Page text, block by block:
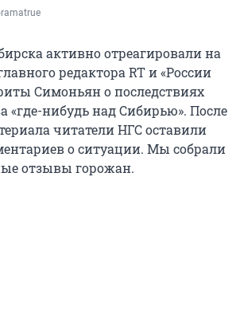
активно отреагировали на
редактора RT и «России
Симоньян о последствиях
«где-нибудь над Сибирью». После
читатели НГС оставили
о ситуации. Мы собрали
отзывы горожан.